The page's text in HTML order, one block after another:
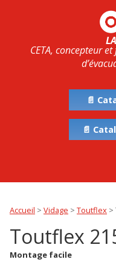
CETA, concepteur
📄
📄
Accueil > Vidage > Toutflex >
Toutflex
Montage facile